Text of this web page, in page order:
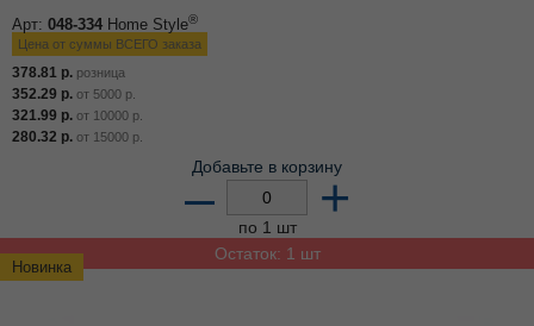
Новинка
Арт: 048-334 Home Style®
Цена от суммы ВСЕГО заказа
378.81 р. розница
352.29 р. от 5000 р.
321.99 р. от 10000 р.
280.32 р. от 15000 р.
Добавьте в корзину
– +
по 1 шт
Остаток: 1 шт